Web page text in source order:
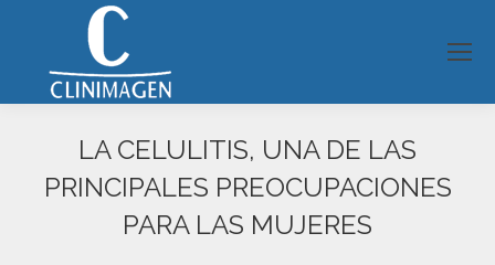
LA CELULITIS, UNA DE LAS
PRINCIPALES PREOCUPACIONES
PARA LAS MUJERES